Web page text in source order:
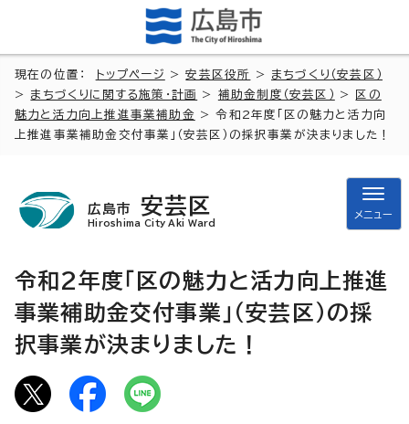
現在の位置： トップページ >安芸区役所 > まちづくり（安芸区）
> まちづくりに関する施策・計画 > 補助金制度（安芸区） >
区の
魅力と活力向上推進事業補助金 > 令和2年度「区の魅力と活力向
上推進事業補助金交付事業」（安芸区）の採択事業が決まりました！
広島市 安芸区
Hiroshima City Aki Ward
メニュー
令和2年度「区の魅力と活力向上推進
事業補助金交付事業」（安芸区）の採
択事業が決まりました！